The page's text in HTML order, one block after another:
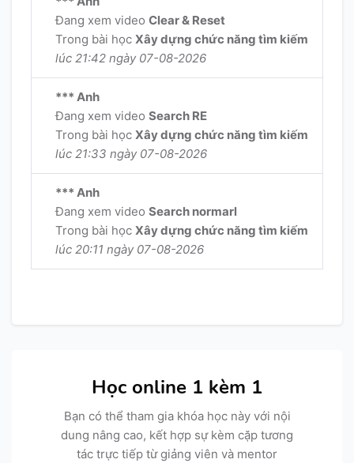
Đang xem video Clear & Reset
Trong bài học Xây dựng chức năng tìm kiếm
lúc 21:42 ngày 07-08-2026
*** Anh
Đang xem video Search RE
Trong bài học Xây dựng chức năng tìm kiếm
lúc 21:33 ngày 07-08-2026
*** Anh
Đang xem video Search normarl
Trong bài học Xây dựng chức năng tìm kiếm
lúc 20:11 ngày 07-08-2026
Học online 1 kèm 1
Bạn có thể tham gia khóa học này với nội
dung nâng cao, kết hợp sự kèm cặp tương
tác trực tiếp từ giảng viên và mentor